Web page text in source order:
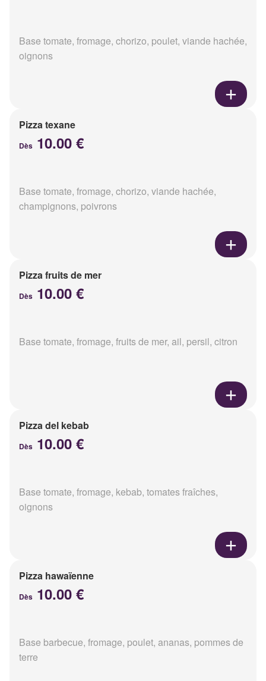
Base tomate, fromage, chorizo, poulet, viande hachée,
oignons
Pizza texane
Dès 10.00 €
Base tomate, fromage, chorizo, viande hachée,
champignons, poivrons
Pizza fruits de mer
Dès 10.00 €
Base tomate, fromage, fruits de mer, ail, persil, citron
Pizza del kebab
Dès 10.00 €
Base tomate, fromage, kebab, tomates fraîches,
oignons
Pizza hawaïenne
Dès 10.00 €
Base barbecue, fromage, poulet, ananas, pommes de
terre